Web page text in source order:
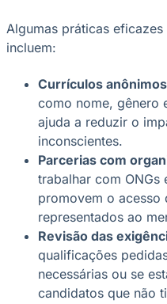
Algumas práticas
incluem:
Currículos anônimos
como nome, gênero
ajuda a reduzir o
inconscientes.
Parcerias com
trabalhar com ONGs
promovem o acesso
representados ao
Revisão das
qualificações
necessárias ou se
candidatos que não